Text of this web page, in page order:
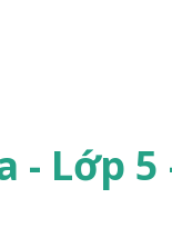
Lớp 5